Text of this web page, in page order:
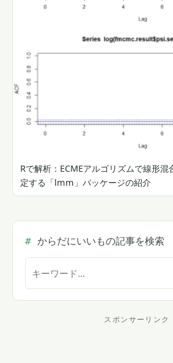
Rで解析：ECMEアルゴリズムで線形混
定する「lmm」パッケージの紹介
からだにいいもの記事を検索
ト
スポンサーリンク